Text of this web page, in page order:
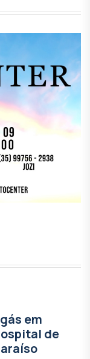
em
de